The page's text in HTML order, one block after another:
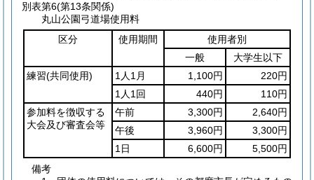
別表第6(第13条関係)
丸山公園弓道場使用料
区分
使用期間
使用者別
一般
大学生以下
練習(共同使用) 1人1月 1,100円
220円
1人1回
440円
110円
参加料を徴収する
大会及び審査会等
午前 3,300円
2,640円
午後
3,960円
3,300円
1日
6,600円
5,500円
備考